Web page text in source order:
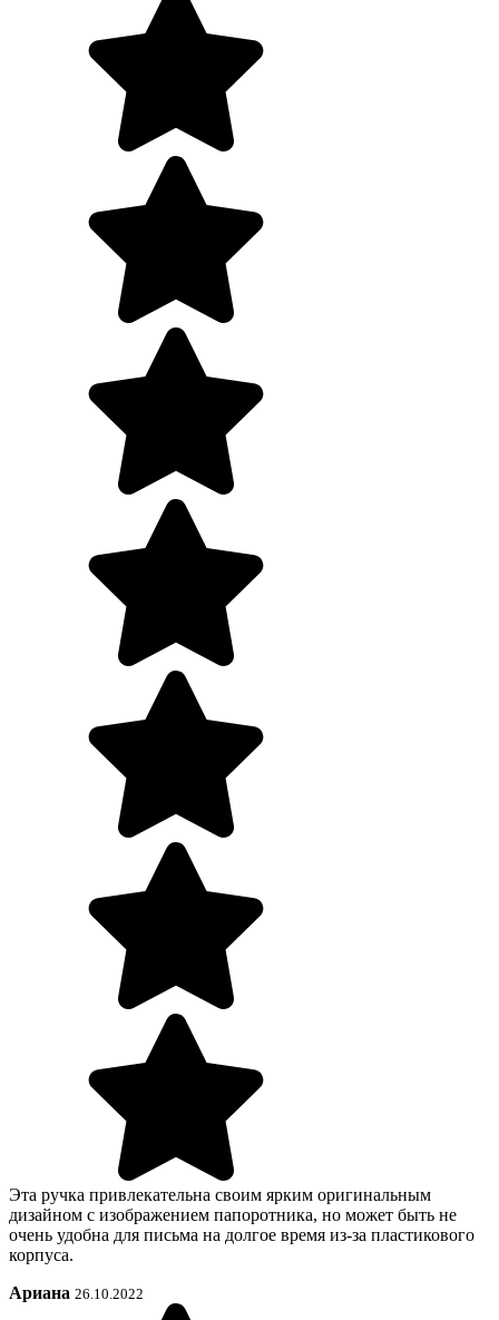
Эта ручка привлекательна своим ярким оригинальным
дизайном с изображением папоротника, но может быть не
очень удобна для письма на долгое время из-за пластикового
корпуса.
Ариана 26.10.2022